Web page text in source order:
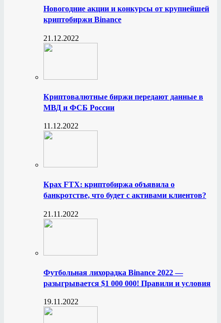
Новогодние акции и конкурсы от крупнейшей
криптобиржи Binance
21.12.2022
Криптовалютные биржи передают данные в
МВД и ФСБ России
11.12.2022
Крах FTX: криптобиржа объявила о
банкротстве, что будет с активами клиентов?
21.11.2022
Футбольная лихорадка Binance 2022 —
разыгрывается $1 000 000! Правили и условия
19.11.2022